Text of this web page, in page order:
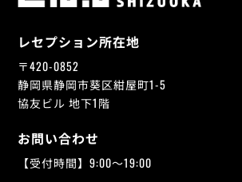
レセプション所在地
〒420-0852
静岡県静岡市葵区紺屋町1-5
協友ビル 地下1階
お問い合わせ
【受付時間】9:00～19:00